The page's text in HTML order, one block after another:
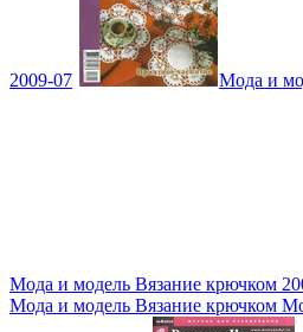
2009-07 Мода и
Мода и модель Вязание крючком
Мода и модель Вязание крючком